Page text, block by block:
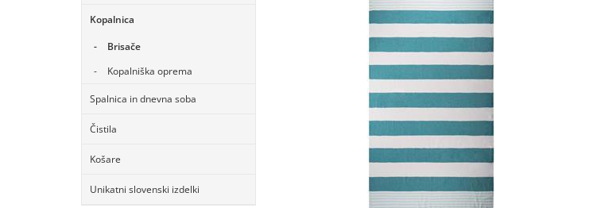
Kopalnica
Brisače
Kopalniška oprema
Spalnica in dnevna soba
Čistila
Košare
Unikatni slovenski izdelki